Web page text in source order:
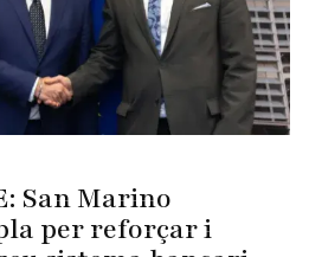
San Marino
per reforçar i